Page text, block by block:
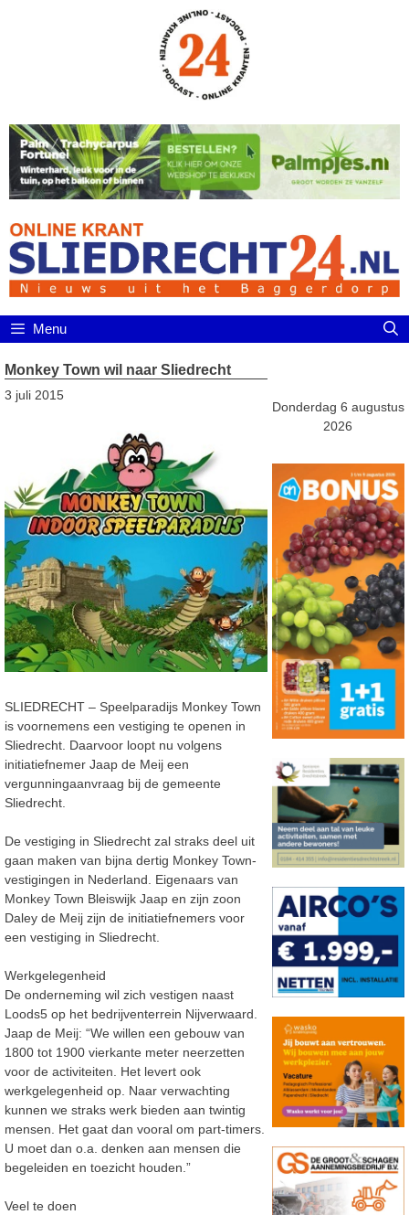
Menu
Monkey Town wil naar Sliedrecht
3 juli 2015
SLIEDRECHT – Speelparadijs Monkey Town
is voornemens een vestiging te openen in
Sliedrecht. Daarvoor loopt nu volgens
initiatiefnemer Jaap de Meij een
vergunningaanvraag bij de gemeente
Sliedrecht.
De vestiging in Sliedrecht zal straks deel uit
gaan maken van bijna dertig Monkey Town-
vestigingen in Nederland. Eigenaars van
Monkey Town Bleiswijk Jaap en zijn zoon
Daley de Meij zijn de initiatiefnemers voor
een vestiging in Sliedrecht.
Werkgelegenheid
De onderneming wil zich vestigen naast
Loods5 op het bedrijventerrein Nijverwaard.
Jaap de Meij: “We willen een gebouw van
1800 tot 1900 vierkante meter neerzetten
voor de activiteiten. Het levert ook
werkgelegenheid op. Naar verwachting
kunnen we straks werk bieden aan twintig
mensen. Het gaat dan vooral om part-timers.
U moet dan o.a. denken aan mensen die
begeleiden en toezicht houden.”
Veel te doen
Donderdag 6 augustus
2026